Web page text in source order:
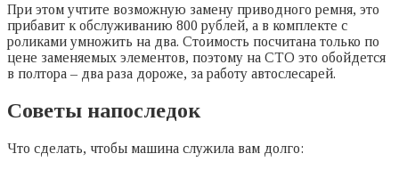
При этом учтите возможную замену приводного ремня, это
прибавит к обслуживанию 800 рублей, а в комплекте с
роликами умножить на два. Стоимость посчитана только по
цене заменяемых элементов, поэтому на СТО это обойдется
в полтора – два раза дороже, за работу автослесарей.
Советы напоследок
Что сделать, чтобы машина служила вам долго: